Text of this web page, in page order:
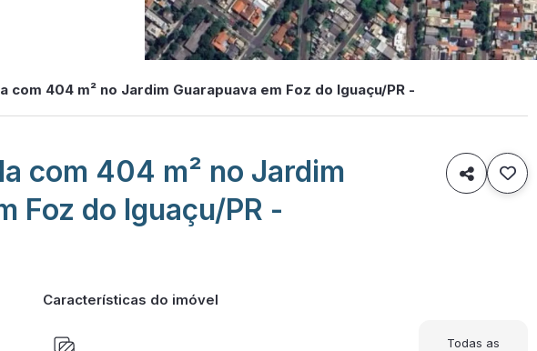
com 404 m² no Jardim Guarapuava em Foz do Iguaçu/PR -
com 404 m² no Jardim
Foz do Iguaçu/PR -

Características do imóvel
Todas as